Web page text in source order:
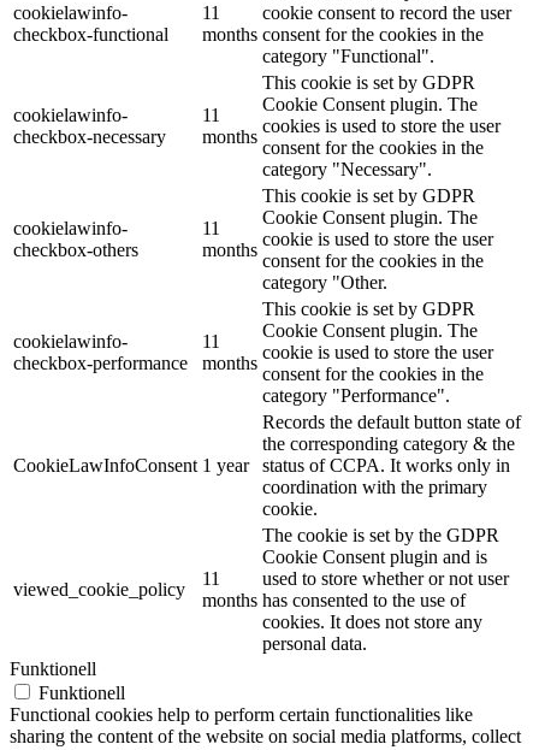
cookielawinfo-
checkbox-functional
11
months
cookie consent to record the user
consent for the cookies in the
category "Functional".
cookielawinfo-
checkbox-necessary
11
months
This cookie is set by GDPR
Cookie Consent plugin. The
cookies is used to store the user
consent for the cookies in the
category "Necessary".
cookielawinfo-
checkbox-others
11
months
This cookie is set by GDPR
Cookie Consent plugin. The
cookie is used to store the user
consent for the cookies in the
category "Other.
cookielawinfo-
checkbox-performance
11
months
This cookie is set by GDPR
Cookie Consent plugin. The
cookie is used to store the user
consent for the cookies in the
category "Performance".
CookieLawInfoConsent 1 year
Records the default button state of
the corresponding category & the
status of CCPA. It works only in
coordination with the primary
cookie.
viewed_cookie_policy
11
months
The cookie is set by the GDPR
Cookie Consent plugin and is
used to store whether or not user
has consented to the use of
cookies. It does not store any
personal data.
Funktionell
Funktionell
Functional cookies help to perform certain functionalities like
sharing the content of the website on social media platforms, collect